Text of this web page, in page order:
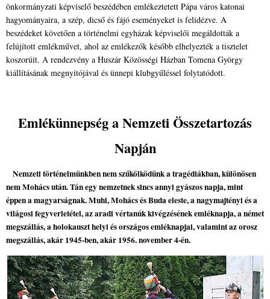
önkormányzati képviselő beszédében emlékeztetett Pápa város katonai
hagyományaira, a szép, dicső és fájó eseményeket is felidézve. A
beszédeket követően a történelmi egyházak képviselői megáldották a
felújított emlékművet, ahol az emlékezők később elhelyezték a tisztelet
koszorúit. A rendezvény a Huszár Közösségi Házban Tomena György
kiállításának megnyitójával és ünnepi klubgyűléssel folytatódott.
Emlékünnepség a Nemzeti Összetartozás
Napján
Nemzeti történelmünkben nem szűkölködünk a tragédiákban, különösen
nem Mohács után. Tán egy nemzetnek sincs annyi gyászos napja, mint
éppen a magyarságnak. Muhi, Mohács és Buda eleste, a nagymajtényi és a
világosi fegyverletétel, az aradi vértanúk kivégzésének emléknapja, a német
megszállás, a holokauszt helyi és országos emléknapjai, valamint az orosz
megszállás, akár 1945-ben, akár 1956. november 4-én.